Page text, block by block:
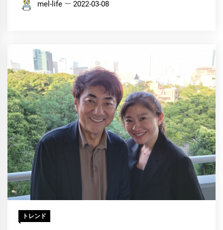
mel-life 2022-03-08
トレンド